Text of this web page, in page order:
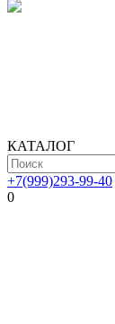
КАТАЛОГ
+7(999)293-99-40
0